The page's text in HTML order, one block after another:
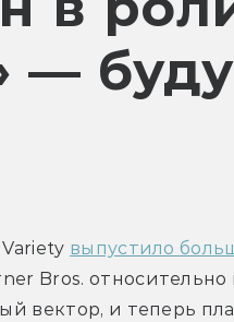
—
выпустило
Bros. относительно
вектор, и теперь